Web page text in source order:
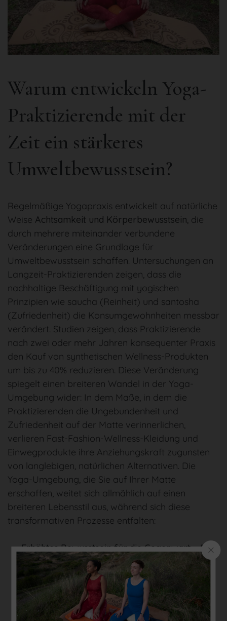
Warum entwickeln Yoga-
Praktizierende mit der
Zeit ein stärkeres
Umweltbewusstsein?
Regelmäßige Yogapraxis entwickelt auf natürliche
Weise Achtsamkeit und Körperbewusstsein, die
durch mehrere miteinander verbundene
Veränderungen eine Grundlage für
Umweltbewusstsein schaffen. Untersuchungen an
Langzeit-Praktizierenden zeigen, dass die
nachhaltige Beschäftigung mit yogischen
Prinzipien wie saucha (Reinheit) und santosha
(Zufriedenheit) die Konsumgewohnheiten messbar
verändert. Studien zeigen, dass Praktizierende
nach zwei oder mehr Jahren konsequenter Praxis
den Kauf von synthetischen Wellness-Produkten
um bis zu 40% reduzieren. Diese Veränderung
spiegelt einen breiteren Wandel in der Yoga-
Umgebung wider: In dem Maße, in dem die
Praktizierenden die Ungebundenheit und
Zufriedenheit auf der Matte verinnerlichen,
verlieren Fast-Fashion-Wellness-Kleidung und
Einwegprodukte ihre Anziehungskraft zugunsten
von langlebigen, natürlichen Alternativen. Die
Yoga-Umgebung, die Sie auf Ihrer Matte
erschaffen, weitet sich allmählich auf einen
breiteren Lebensstil aus, während sich diese
transformativen Prozesse entfalten:
Erhöhtes Bewusstsein für die Gegenwart– Die
Meditationsaspekte des Yoga bringen die
Gedanken zur Ruhe und helfen Ihnen, bisher
übersehene Umweltprobleme wie übermäßige
Verpackungen oder Energieverschwendung
wahrzunehmen.